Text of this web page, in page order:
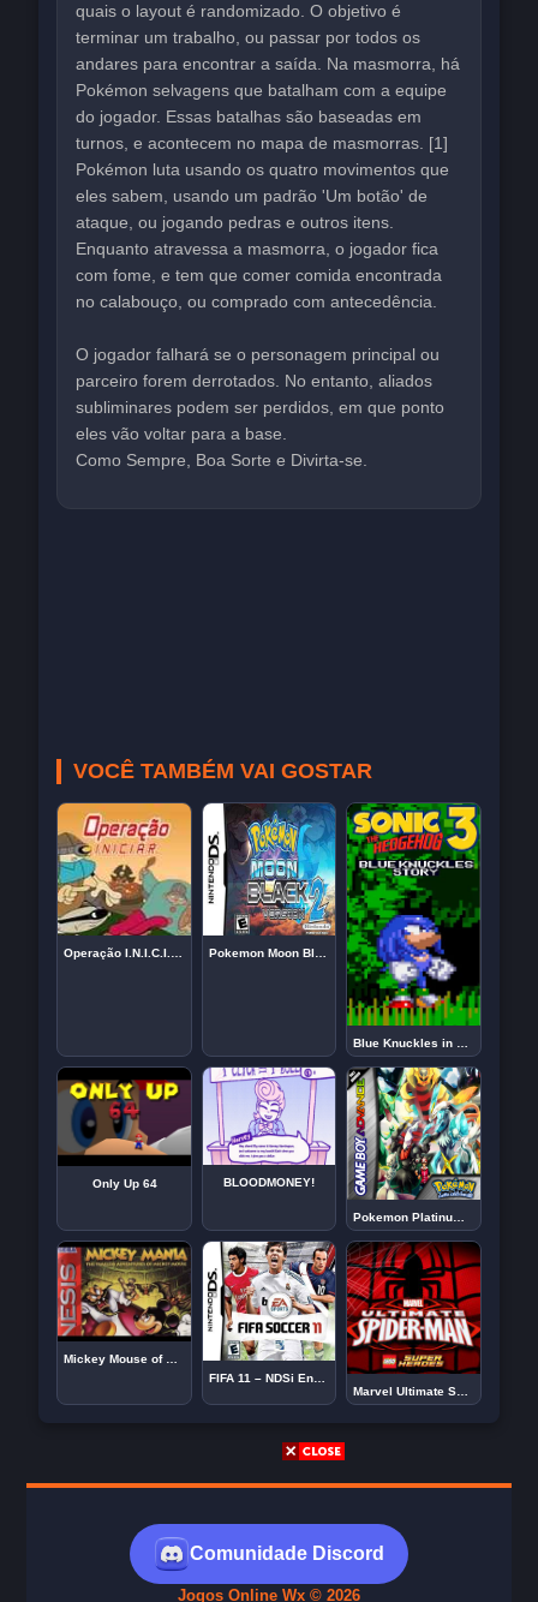
quais o layout é randomizado. O objetivo é
terminar um trabalho, ou passar por todos os
andares para encontrar a saída. Na masmorra, há
Pokémon selvagens que batalham com a equipe
do jogador. Essas batalhas são baseadas em
turnos, e acontecem no mapa de masmorras. [1]
Pokémon luta usando os quatro movimentos que
eles sabem, usando um padrão 'Um botão' de
ataque, ou jogando pedras e outros itens.
Enquanto atravessa a masmorra, o jogador fica
com fome, e tem que comer comida encontrada
no calabouço, ou comprado com antecedência.
O jogador falhará se o personagem principal ou
parceiro forem derrotados. No entanto, aliados
subliminares podem ser perdidos, em que ponto
eles vão voltar para a base.
Como Sempre, Boa Sorte e Divirta-se.
VOCÊ TAMBÉM VAI GOSTAR
Operação I.N.I.C.I.A.R. – KND: A Turma do Bairro Pokemon Moon Black 2 – NDS
Only Up 64 BLOODMONEY!
FIFA 11 – NDSi Enhanced
Marvel Ultimate Spider-man
Comunidade Discord
Jogos Online Wx © 2026